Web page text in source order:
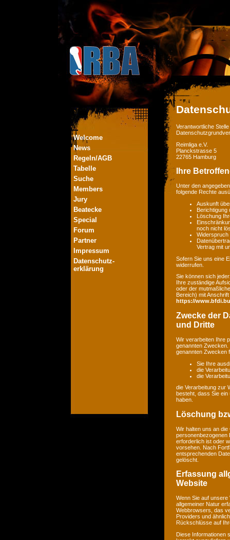
Welcome
News
Regeln/AGB
Tabelle
Suche
Members
Jury
Beatecke
Special
Forum
Partner
Impressum
Datenschutz-
erklärung
Verantwortliche
Reimliga e.V.
Planckstrasse 5
22765 Hamburg
Ihre
Unter den
folgende Rechte
Auskunft
Berichtigung
Löschung
noch nicht
Widerspruch
Vertrag mit
Sofern Sie uns eine
widerrufen.
Sie können sich
Ihre zuständige
oder der
Bereich) mit
https://
Zwecke der
und Dritte
Wir verarbeiten Ihre
genannten
genannten Zwecken
Sie Ihre
die
die
die Verarbeitung zur
besteht, dass Sie
haben.
Löschung
Wir halten uns an
personenbezogenen
erforderlich ist oder
vorsehen. Nach
entsprechenden
gelöscht.
Erfassung
Website
Wenn Sie auf
allgemeiner Natur
Webbrowsers, das
Providers und
Rückschlüsse auf
Diese Informationen